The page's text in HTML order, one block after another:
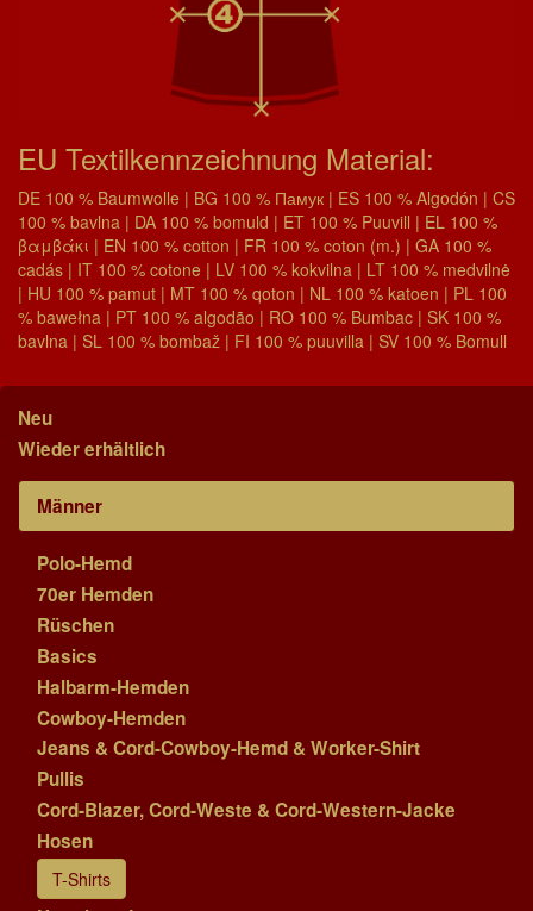
EU Textilkennzeichnung Material:
DE 100 % Baumwolle | BG 100 % Памук | ES 100 % Algodón | CS
100 % bavlna | DA 100 % bomuld | ET 100 % Puuvill | EL 100 %
βαμβάκι | EN 100 % cotton | FR 100 % coton (m.) | GA 100 %
cadás | IT 100 % cotone | LV 100 % kokvilna | LT 100 % medvilnė
| HU 100 % pamut | MT 100 % qoton | NL 100 % katoen | PL 100
% bawełna | PT 100 % algodão | RO 100 % Bumbac | SK 100 %
bavlna | SL 100 % bombaž | FI 100 % puuvilla | SV 100 % Bomull
Neu
Wieder erhältlich
Männer
Polo-Hemd
70er Hemden
Rüschen
Basics
Halbarm-Hemden
Cowboy-Hemden
Jeans & Cord-Cowboy-Hemd & Worker-Shirt
Pullis
Cord-Blazer, Cord-Weste & Cord-Western-Jacke
Hosen
T-Shirts